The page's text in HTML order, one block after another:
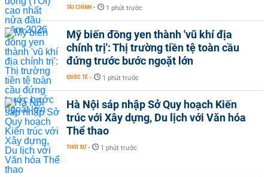
TÀI CHÍNH - 1 phút trước
Mỹ biến đồng yen thành 'vũ khí địa
chính trị': Thị trường tiền tệ toàn cầu
đứng trước bước ngoặt lớn
QUỐC TẾ - 1 phút trước
Hà Nội sáp nhập Sở Quy hoạch Kiến
trúc với Xây dựng, Du lịch với Văn hóa
Thể thao
THỜI SỰ - 1 phút trước